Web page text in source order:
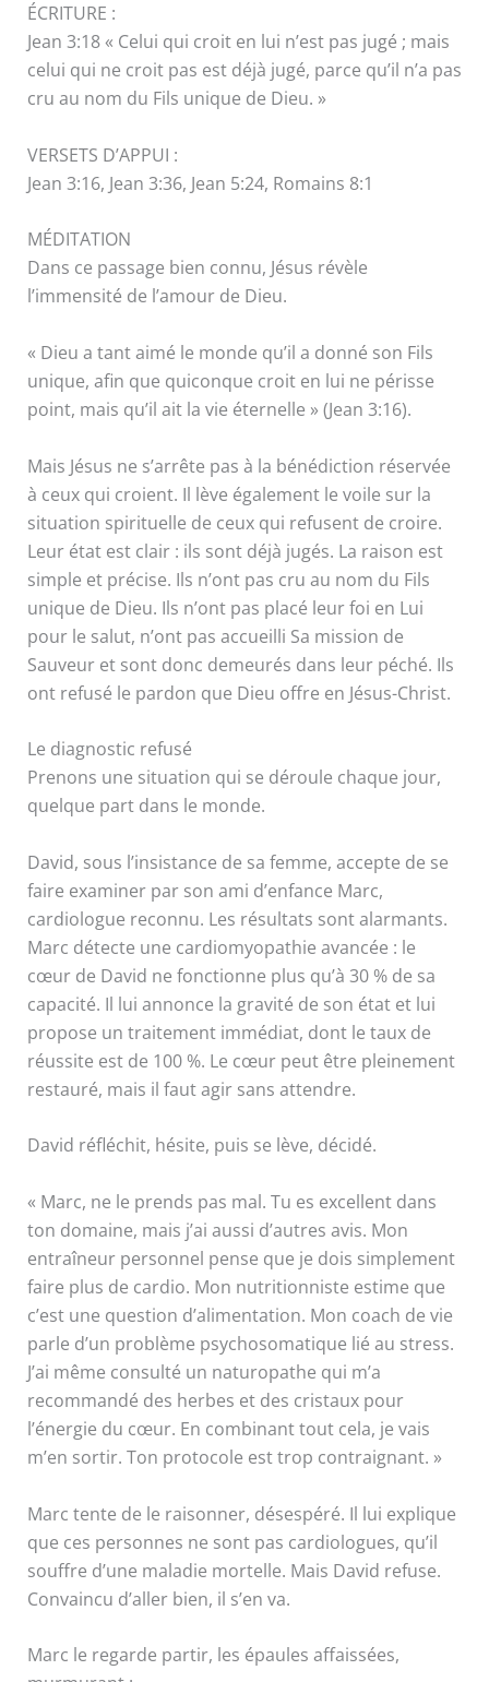
ÉCRITURE :
Jean 3:18 « Celui qui croit en lui n’est pas jugé ; mais
celui qui ne croit pas est déjà jugé, parce qu’il n’a pas
cru au nom du Fils unique de Dieu. »
VERSETS D’APPUI :
Jean 3:16, Jean 3:36, Jean 5:24, Romains 8:1
MÉDITATION
Dans ce passage bien connu, Jésus révèle
l’immensité de l’amour de Dieu.
« Dieu a tant aimé le monde qu’il a donné son Fils
unique, afin que quiconque croit en lui ne périsse
point, mais qu’il ait la vie éternelle » (Jean 3:16).
Mais Jésus ne s’arrête pas à la bénédiction réservée
à ceux qui croient. Il lève également le voile sur la
situation spirituelle de ceux qui refusent de croire.
Leur état est clair : ils sont déjà jugés. La raison est
simple et précise. Ils n’ont pas cru au nom du Fils
unique de Dieu. Ils n’ont pas placé leur foi en Lui
pour le salut, n’ont pas accueilli Sa mission de
Sauveur et sont donc demeurés dans leur péché. Ils
ont refusé le pardon que Dieu offre en Jésus-Christ.
Le diagnostic refusé
Prenons une situation qui se déroule chaque jour,
quelque part dans le monde.
David, sous l’insistance de sa femme, accepte de se
faire examiner par son ami d’enfance Marc,
cardiologue reconnu. Les résultats sont alarmants.
Marc détecte une cardiomyopathie avancée : le
cœur de David ne fonctionne plus qu’à 30 % de sa
capacité. Il lui annonce la gravité de son état et lui
propose un traitement immédiat, dont le taux de
réussite est de 100 %. Le cœur peut être pleinement
restauré, mais il faut agir sans attendre.
David réfléchit, hésite, puis se lève, décidé.
« Marc, ne le prends pas mal. Tu es excellent dans
ton domaine, mais j’ai aussi d’autres avis. Mon
entraîneur personnel pense que je dois simplement
faire plus de cardio. Mon nutritionniste estime que
c’est une question d’alimentation. Mon coach de vie
parle d’un problème psychosomatique lié au stress.
J’ai même consulté un naturopathe qui m’a
recommandé des herbes et des cristaux pour
l’énergie du cœur. En combinant tout cela, je vais
m’en sortir. Ton protocole est trop contraignant. »
Marc tente de le raisonner, désespéré. Il lui explique
que ces personnes ne sont pas cardiologues, qu’il
souffre d’une maladie mortelle. Mais David refuse.
Convaincu d’aller bien, il s’en va.
Marc le regarde partir, les épaules affaissées,